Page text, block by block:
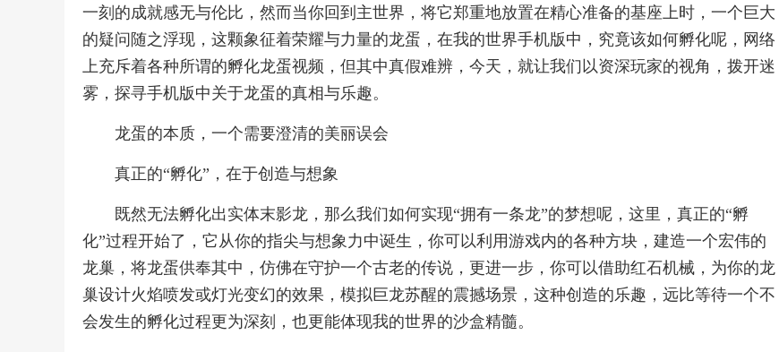
一刻的成就感无与伦比，然而当你回到主世界，将它郑重地放置在精心准备的基座上时，一个巨大
的疑问随之浮现，这颗象征着荣耀与力量的龙蛋，在我的世界手机版中，究竟该如何孵化呢，网络
上充斥着各种所谓的孵化龙蛋视频，但其中真假难辨，今天，就让我们以资深玩家的视角，拨开迷
雾，探寻手机版中关于龙蛋的真相与乐趣。
龙蛋的本质，一个需要澄清的美丽误会
真正的“孵化”，在于创造与想象
既然无法孵化出实体末影龙，那么我们如何实现“拥有一条龙”的梦想呢，这里，真正的“孵
化”过程开始了，它从你的指尖与想象力中诞生，你可以利用游戏内的各种方块，建造一个宏伟的
龙巢，将龙蛋供奉其中，仿佛在守护一个古老的传说，更进一步，你可以借助红石机械，为你的龙
巢设计火焰喷发或灯光变幻的效果，模拟巨龙苏醒的震撼场景，这种创造的乐趣，远比等待一个不
会发生的孵化过程更为深刻，也更能体现我的世界的沙盒精髓。